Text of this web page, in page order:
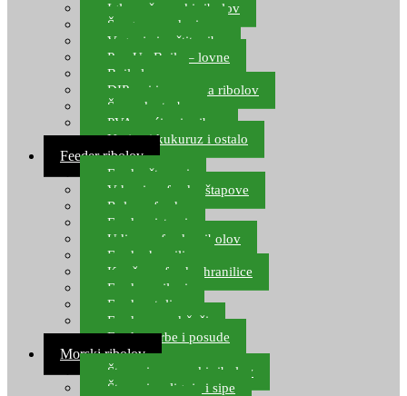
Igle za šaranski ribolov
Špage, upredenice
Vaganje i zaštita ribe
Pop Up Boile – lovne
Boile lovne
DIP-ovi i arome za ribolov
Šaranske torbe
PVA vrećice i pribor
Umjetni kukuruz i ostalo
Feeder ribolov
Feeder štapovi
Vrhovi za feeder štapove
Role za feeder
Feeder sistemi
Udice za feeder ribolov
Feeder hranilice
Kopče za feeder hranilice
Feeder najloni
Feeder stolice
Feeder arm držači
Feeder torbe i posude
Morski ribolov
Štapovi za morski ribolov
Štapovi za lignje i sipe